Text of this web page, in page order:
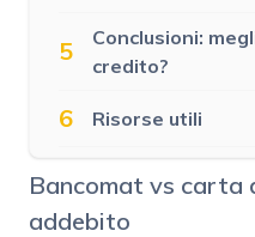
5
Conclusioni:
credito?
6 Risorse utili
Bancomat vs carta
addebito